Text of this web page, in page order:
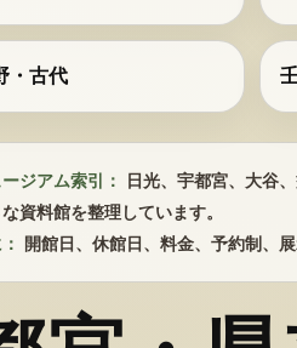
・古代
ジアム索引：
日光、宇都宮、大谷
資料館を整理しています。
開館日、休館日、料金、予約制、